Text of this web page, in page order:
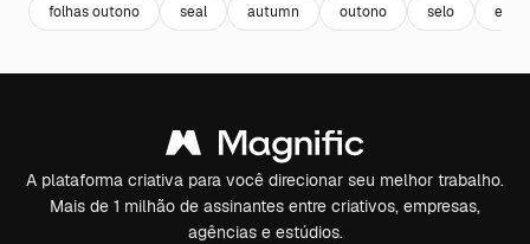
folhas outono seal autumn outono selo
A plataforma criativa para você direcionar seu melhor trabalho.
Mais de 1 milhão de assinantes entre criativos, empresas,
agências e estúdios.